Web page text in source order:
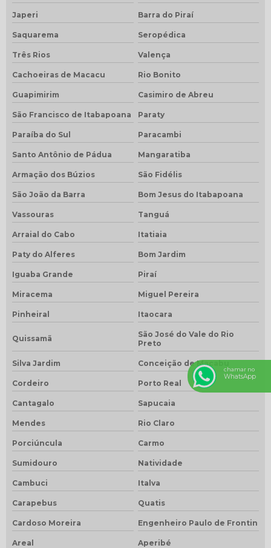
Japeri Barra do Piraí
Saquarema Seropédica
Três Rios Valença
Cachoeiras de Macacu Rio Bonito
Guapimirim Casimiro de Abreu
São Francisco de Itabapoana Paraty
Paraíba do Sul Paracambi
Santo Antônio de Pádua Mangaratiba
Armação dos Búzios São Fidélis
São João da Barra Bom Jesus do Itabapoana
Vassouras Tanguá
Arraial do Cabo Itatiaia
Paty do Alferes Bom Jardim
Iguaba Grande Piraí
Miracema Miguel Pereira
Pinheiral Itaocara
Quissamã
São José do Vale do Rio
Preto
Silva Jardim Conceição de Macabu
Cordeiro Porto Real
Cantagalo Sapucaia
Mendes Rio Claro
Porciúncula Carmo
Sumidouro Natividade
Cambuci Italva
Carapebus Quatis
Cardoso Moreira Engenheiro Paulo de Frontin
Areal Aperibé
chamar no
WhatsApp